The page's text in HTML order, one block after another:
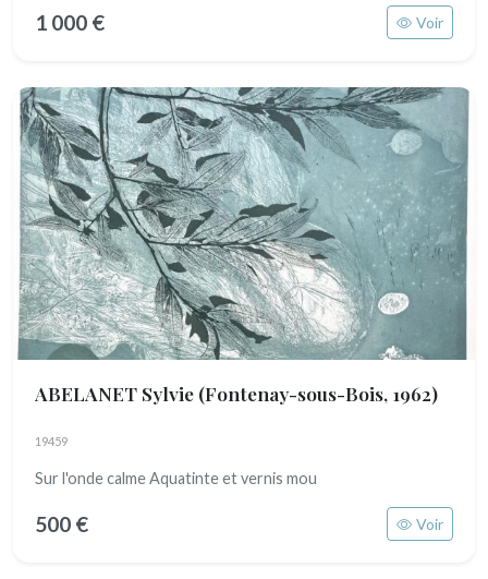
1 000 € Voir
ABELANET Sylvie (Fontenay-sous-Bois, 1962)
19459
Sur l'onde calme Aquatinte et vernis mou
500 € Voir